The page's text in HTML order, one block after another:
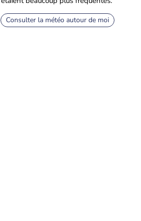
Consulter la météo autour de moi